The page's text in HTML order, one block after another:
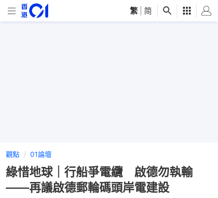
繁 简
觀點 01論壇
綠惜地球｜行船爭電纜 啟德勿執輸
——再議啟德郵輪碼頭岸電建設